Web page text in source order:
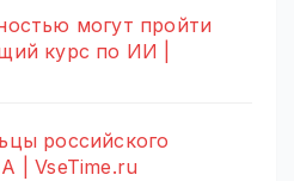
могут пройти
курс по ИИ |
российского
| VseTime.ru